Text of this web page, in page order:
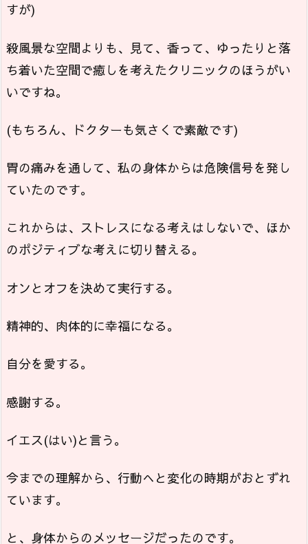
すが)
殺風景な空間よりも、見て、香って、ゆったりと落
ち着いた空間で癒しを考えたクリニックのほうがい
いですね。
(もちろん、ドクターも気さくで素敵です)
胃の痛みを通して、私の身体からは危険信号を発し
ていたのです。
これからは、ストレスになる考えはしないで、ほか
のポジティブな考えに切り替える。
オンとオフを決めて実行する。
精神的、肉体的に幸福になる。
自分を愛する。
感謝する。
イエス(はい)と言う。
今までの理解から、行動へと変化の時期がおとずれ
ています。
と、身体からのメッセージだったのです。